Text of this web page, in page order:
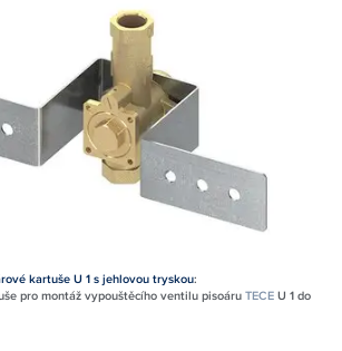
kartuše U 1 s jehlovou tryskou:
pro montáž vypouštěcího ventilu pisoáruTECEU 1 do